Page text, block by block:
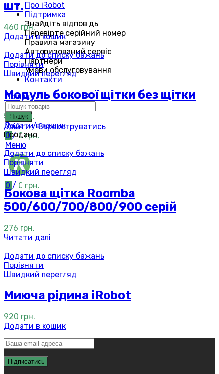
Про iRobot
Підтримка
Знайдіть відповідь
Перевірте серійний номер
Правила магазину
Авторизований сервіс
Партнери
Умови обслуговування
Контакти
Пошук
Пошук
Увійти / Зареєструватись
0/ 0грн.
Меню
0 / 0 грн.
шт.
460 грн.
Додати в кошик
Додати до списку бажань
Порівняти
Швидкий перегляд
Модуль бокової щітки без щітки
598грн.
Додати в кошик
Продано
Додати до списку бажань
Порівняти
Швидкий перегляд
Бокова щітка Roomba
500/600/700/800/900 серій
276 грн.
Читати далі
Додати до списку бажань
Порівняти
Швидкий перегляд
Миюча рідина iRobot
920 грн.
Додати в кошик